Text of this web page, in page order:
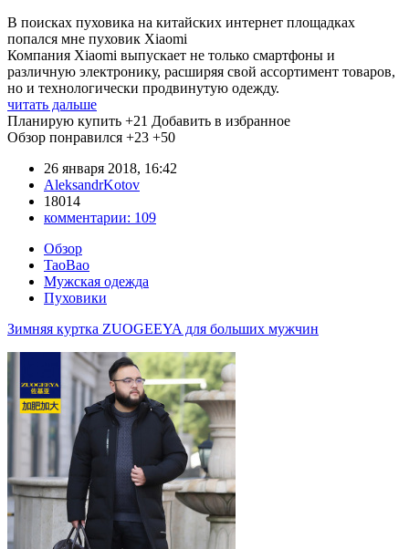
В поисках пуховика на китайских интернет площадках
попался мне пуховик Xiaomi
Компания Xiaomi выпускает не только смартфоны и
различную электронику, расширяя свой ассортимент товаров,
но и технологически продвинутую одежду.
читать дальше
Планирую купить +21 Добавить в избранное
Обзор понравился +23 +50
26 января 2018, 16:42
AleksandrKotov
18014
комментарии: 109
Обзор
TaoBao
Мужская одежда
Пуховики
Зимняя куртка ZUOGEEYA для больших мужчин